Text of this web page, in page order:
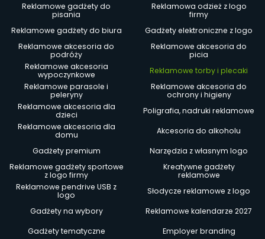
Reklamowe gadżety do
pisania
Reklamowa odzież z logo
firmy
Reklamowe gadżety do biura
Gadżety elektroniczne z logo
Reklamowe akcesoria do
podróży
Reklamowe akcesoria do
picia
Reklamowe akcesoria
wypoczynkowe
Reklamowe torby i plecaki
Reklamowe parasole i
peleryny
Reklamowe akcesoria do
ochrony i higieny
Reklamowe akcesoria dla
dzieci
Poligrafia, nadruki reklamowe
Reklamowe akcesoria dla
domu
Akcesoria do alkoholu
Gadżety premium
Narzędzia z własnym logo
Reklamowe gadżety sportowe
z logo firmy
Kreatywne gadżety
reklamowe
Reklamowe pendrive USB z
logo
Słodycze reklamowe z logo
Gadżety na wybory
Reklamowe kalendarze 2027
Gadżety tematyczne
Employer branding